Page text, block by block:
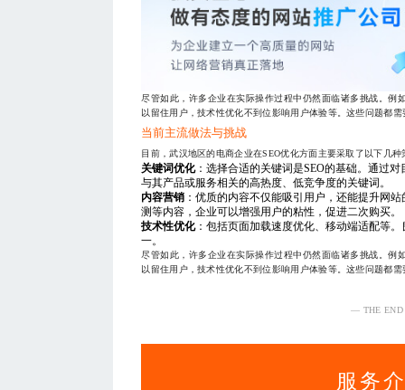
尽管如此，许多企业在实际操作过程中仍然面临诸多挑战。例
以留住用户，技术性优化不到位影响用户体验等。这些问题都
当前主流做法与挑战
目前，武汉地区的电商企业在SEO优化方面主要采取了以下几种
关键词优化：选择合适的关键词是SEO的基础。通过
与其产品或服务相关的高热度、低竞争度的关键词。
内容营销 ：优质的内容不仅能吸引用户，还能提升网
测等内容，企业可以增强用户的粘性，促进二次购买。
技术性优化：包括页面加载速度优化、移动端适配等
一。
尽管如此，许多企业在实际操作过程中仍然面临诸多挑战。例
以留住用户，技术性优化不到位影响用户体验等。这些问题都
— THE
服务